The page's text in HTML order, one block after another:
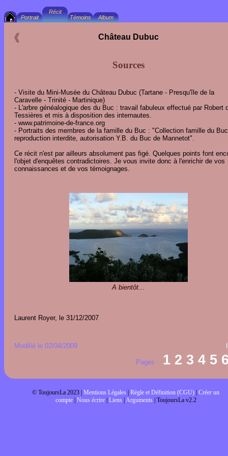
Château Dubuc
Sources
- Visite du Mini-Musée du Château Dubuc (Tartane - Presqu'île de la
Caravelle - Trinité - Martinique)
- L'arbre généalogique des du Buc : travail fabuleux effectué par Robert
Tessières et mis à disposition des internautes.
- www.patrimoine-de-france.org
- Portraits des membres de la famille du Buc : "Collection famille du
reproduction interdite, autorisation Y.B. du Buc de Mannetot".
Ce récit n'est par ailleurs absolument pas figé. Quelques points font
l'objet d'enquêtes contradictoires. Je vous invite donc à l'enrichir de vos
connaissances et de vos témoignages.
A bientôt...
Laurent Royer, le 31/12/2007
Modifié le 02/04/2009
Pages : 1 2 3 4 5
© ToujoursLa 2023 | Mentions Légales Règle et Définition (CGU) Créer un
compte| Nous écrire| Liens| Arguments| ToujoursLa v2.2